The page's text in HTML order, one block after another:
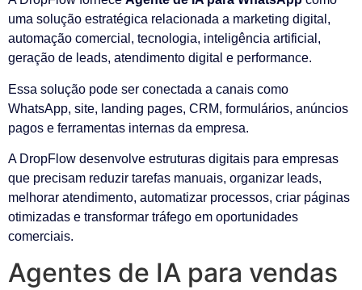
uma solução estratégica relacionada a marketing digital,
automação comercial, tecnologia, inteligência artificial,
geração de leads, atendimento digital e performance.
Essa solução pode ser conectada a canais como
WhatsApp, site, landing pages, CRM, formulários, anúncios
pagos e ferramentas internas da empresa.
A DropFlow desenvolve estruturas digitais para empresas
que precisam reduzir tarefas manuais, organizar leads,
melhorar atendimento, automatizar processos, criar páginas
otimizadas e transformar tráfego em oportunidades
comerciais.
Agentes de IA para vendas